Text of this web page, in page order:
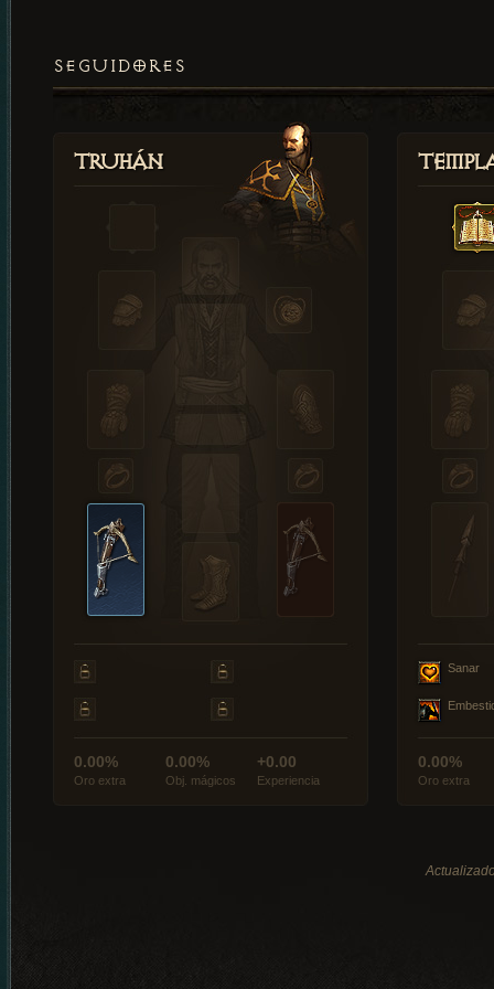
SEGUIDORES
Truhán
0.00%
Oro extra
0.00%
Obj. mágicos
+0.00
Experiencia
Sanar
0.00%
Oro extra